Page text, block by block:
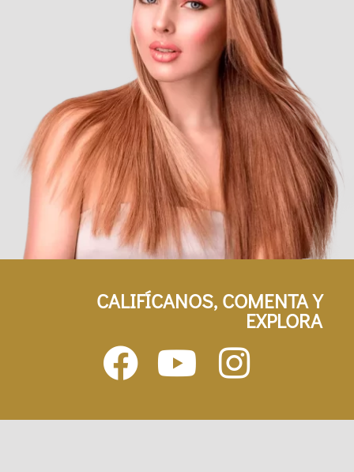
CALIFÍCANOS, COMENTA Y
EXPLORA